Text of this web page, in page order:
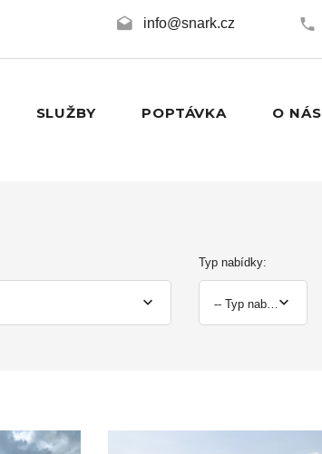
info@snark.cz
SLUŽBY POPTÁVKA O NÁS
Typ nabídky:
-- Typ nabídky --